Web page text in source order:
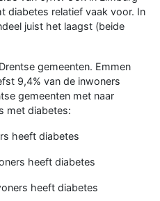
diabetes relatief vaak voor. In
juist het laagst (beide
gemeenten. Emmen
9,4% van de inwoners
gemeenten met naar
met diabetes:
heeft diabetes
heeft diabetes
heeft diabetes